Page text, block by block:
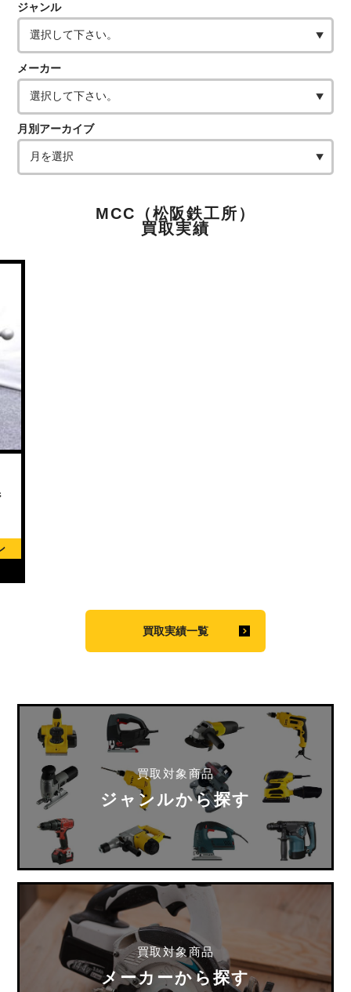
ジャンル
メーカー
月別アーカイブ
MCC（松阪鉄工所）
買取実績
買取実績一覧
買取対象商品
ジャンルから探す
買取対象商品
メーカーから探す